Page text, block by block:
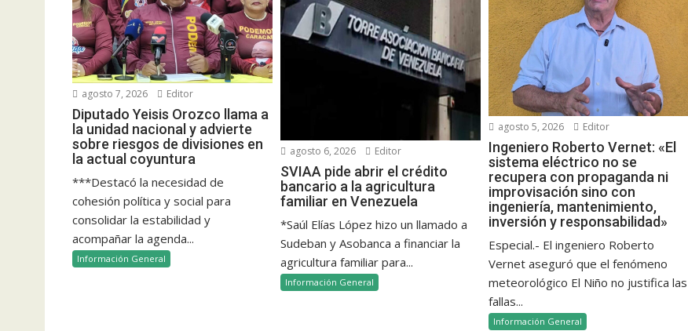
agosto 7, 2026 Editor
Diputado Yeisis Orozco llama a
la unidad nacional y advierte
sobre riesgos de divisiones en
la actual coyuntura
***Destacó la necesidad de
cohesión política y social para
consolidar la estabilidad y
acompañar la agenda...
Información General
agosto 6, 2026 Editor
SVIAA pide abrir el crédito
bancario a la agricultura
familiar en Venezuela
*Saúl Elías López hizo un llamado a
Sudeban y Asobanca a financiar la
agricultura familiar para...
Información General
agosto 5, 2026 Editor
Ingeniero Roberto Vernet: «El
sistema eléctrico no se
recupera con propaganda ni
improvisación sino con
ingeniería, mantenimiento,
inversión y responsabilidad»
Especial.- El ingeniero Roberto
Vernet aseguró que el fenómeno
meteorológico El Niño no justifica las
fallas...
Información General